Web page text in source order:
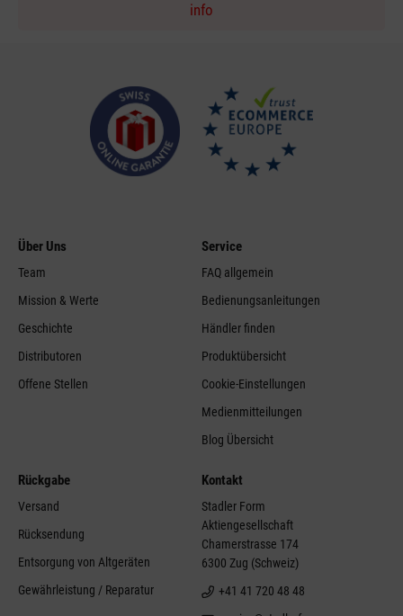
info
Über Uns
Team
Mission & Werte
Geschichte
Distributoren
Offene Stellen
Service
FAQ allgemein
Bedienungsanleitungen
Händler finden
Produktübersicht
Cookie-Einstellungen
Medienmitteilungen
Blog Übersicht
Rückgabe
Versand
Rücksendung
Entsorgung von Altgeräten
Gewährleistung / Reparatur
Kontakt
Stadler Form
Aktiengesellschaft
Chamerstrasse 174
6300 Zug (Schweiz)
+41 41 720 48 48